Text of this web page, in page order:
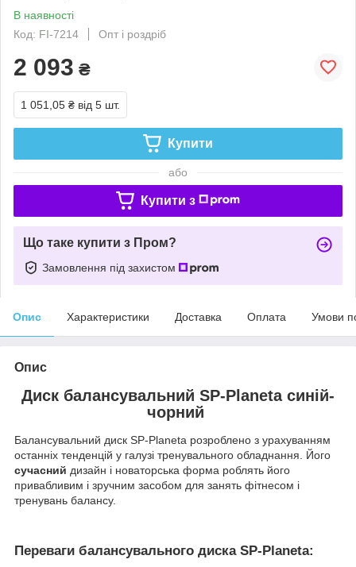
В наявності
Код: FI-7214
Опт і роздріб
2 093 ₴
1 051,05 ₴ від 5 шт.
Купити
або
Купити з
Що таке купити з Пром?
Замовлення під захистом
Опис Характеристики Доставка Оплата Умови
Опис
Диск балансувальний SP-Planeta синій-
чорний
Балансувальний диск SP-Planeta розроблено з урахуванням
останніх тенденцій у галузі тренувального обладнання. Його
сучасний дизайн і новаторська форма роблять його
привабливим і зручним засобом для занять фітнесом і
тренувань балансу.
Переваги балансувального диска SP-Planeta: